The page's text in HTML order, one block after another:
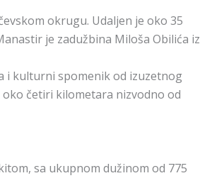
okrugu. Udaljen je oko 35
je zadužbina Miloša Obilića iz
i kulturni spomenik od izuzetnog
oko četiri kilometara nizvodno od
sa ukupnom dužinom od 775